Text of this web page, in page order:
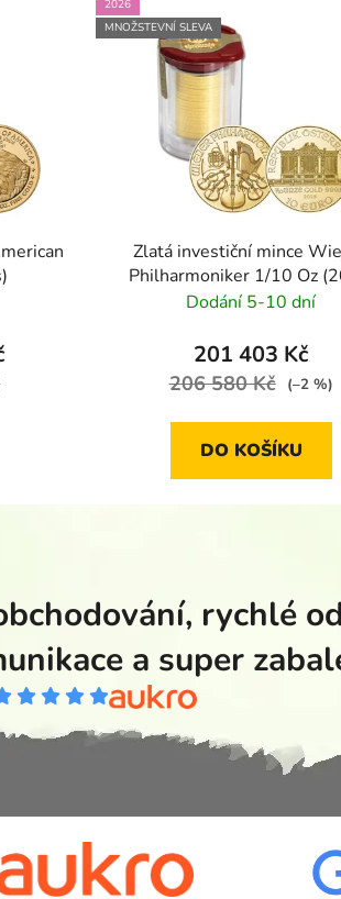
2026
MNOŽSTEVNÍ SLEVA
Zlatá investiční mince
Philharmoniker 1/10 Oz
Dodání 5-10 dní
201 403 Kč
206 580 Kč (–2 %)
DO KOŠÍKU
rychlé
a super